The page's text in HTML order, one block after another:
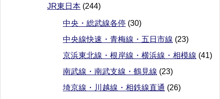
JR東日本 (244)
中央・総武線各停 (30)
中央線快速・青梅線・五日市線 (23)
京浜東北線・根岸線・横浜線・相模線 (41)
南武線・南武支線・鶴見線 (23)
埼京線・川越線・相鉄線直通 (26)